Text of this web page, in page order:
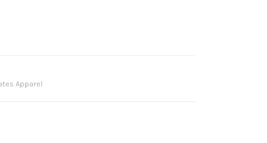
Apparel